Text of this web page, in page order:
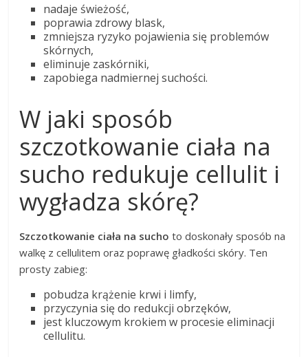
nadaje świeżość,
poprawia zdrowy blask,
zmniejsza ryzyko pojawienia się problemów
skórnych,
eliminuje zaskórniki,
zapobiega nadmiernej suchości.
W jaki sposób
szczotkowanie ciała na
sucho redukuje cellulit i
wygładza skórę?
Szczotkowanie ciała na sucho to doskonały sposób na
walkę z cellulitem oraz poprawę gładkości skóry. Ten
prosty zabieg:
pobudza krążenie krwi i limfy,
przyczynia się do redukcji obrzęków,
jest kluczowym krokiem w procesie eliminacji
cellulitu.